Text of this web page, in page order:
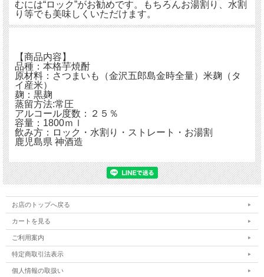
むには“ロック”がお勧めです。もちろんお湯割り、水割
り等でも美味しくいただけます。
【商品内容】
品種：本格芋焼酎
原材料：さつまいも（金沢五郎島金時全量）米麹（タ
イ産米）
麹：黒麹
蒸留方法:常圧
アルコール度数：２５％
容量：1800ｍｌ
飲み方：ロック・水割り・ストレート・お湯割
鹿児島県 神酒造
お店のトップへ戻る
カートを見る
ご利用案内
特定商取引法表示
個人情報の取扱い